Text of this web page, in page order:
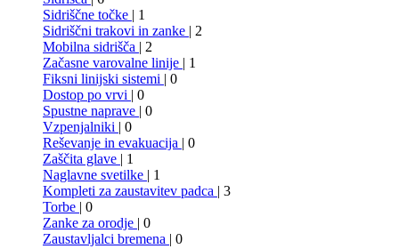
Sidriščne točke | 1
Sidriščni trakovi in zanke | 2
Mobilna sidrišča | 2
Začasne varovalne linije | 1
Fiksni linijski sistemi | 0
Dostop po vrvi | 0
Spustne naprave | 0
Vzpenjalniki | 0
Reševanje in evakuacija | 0
Zaščita glave | 1
Naglavne svetilke | 1
Kompleti za zaustavitev padca | 3
Torbe | 0
Zanke za orodje | 0
Zaustavljalci bremena | 0